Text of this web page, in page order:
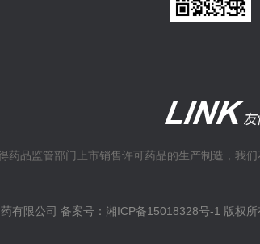
品监管部门上市销售许可药品的生产制造，我们
有限公司 备案号： 湘ICP备15018328号-1 版权所